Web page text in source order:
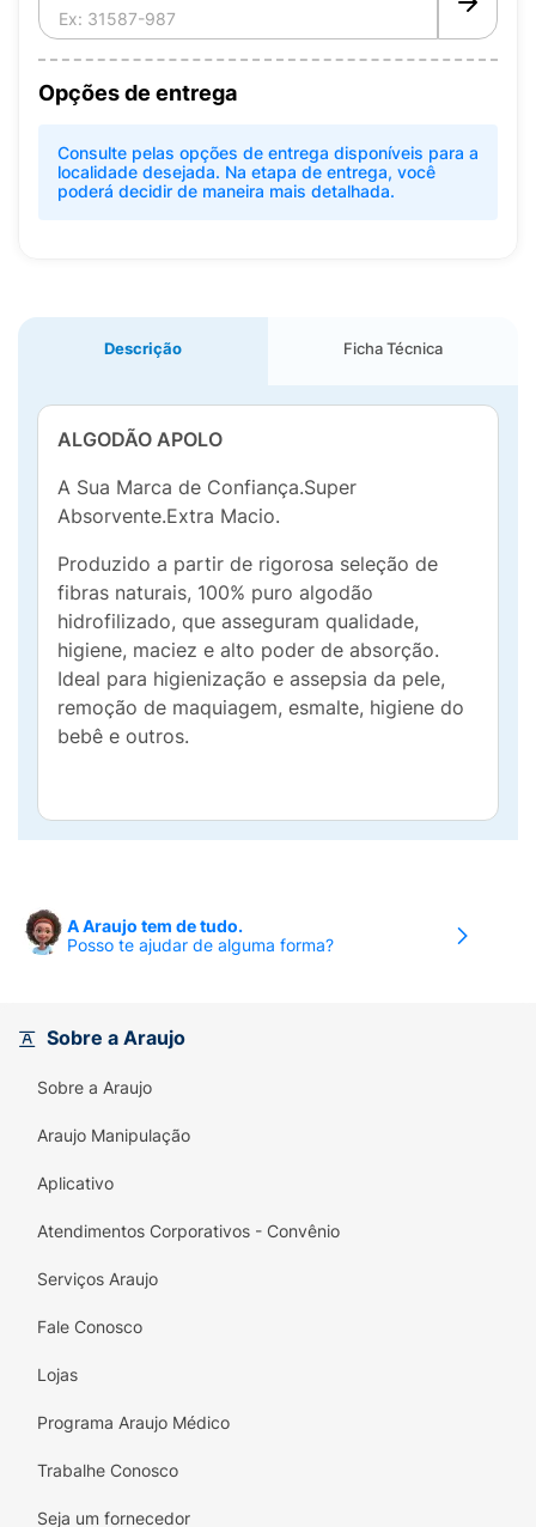
Opções de entrega
Consulte pelas opções de entrega disponíveis para a
localidade desejada. Na etapa de entrega, você
poderá decidir de maneira mais detalhada.
Descrição Ficha Técnica
ALGODÃO APOLO
A Sua Marca de Confiança.Super
Absorvente.Extra Macio.
Produzido a partir de rigorosa seleção de
fibras naturais, 100% puro algodão
hidrofilizado, que asseguram qualidade,
higiene, maciez e alto poder de absorção.
Ideal para higienização e assepsia da pele,
remoção de maquiagem, esmalte, higiene do
bebê e outros.
A Araujo tem de tudo.
Posso te ajudar de alguma forma?
Sobre a Araujo
Sobre a Araujo
Araujo Manipulação
Aplicativo
Atendimentos Corporativos - Convênio
Serviços Araujo
Fale Conosco
Lojas
Programa Araujo Médico
Trabalhe Conosco
Seja um fornecedor